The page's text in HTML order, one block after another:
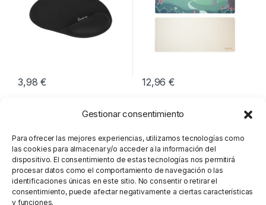
Gestionar consentimiento
Para ofrecer las mejores experiencias, utilizamos tecnologías como
las cookies para almacenar y/o acceder a la información del
dispositivo. El consentimiento de estas tecnologías nos permitirá
procesar datos como el comportamiento de navegación o las
identificaciones únicas en este sitio. No consentir o retirar el
consentimiento, puede afectar negativamente a ciertas características
y funciones.
3,98€ 12,96€